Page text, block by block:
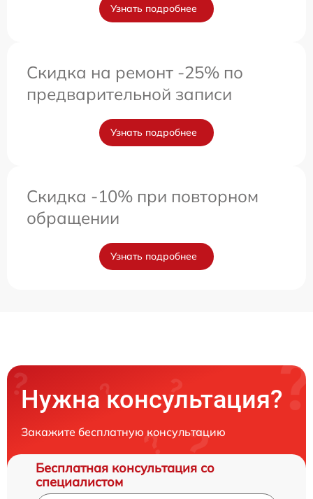
Узнать подробнее
Скидка на ремонт -25% по
предварительной записи
Узнать подробнее
Скидка -10% при повторном
обращении
Узнать подробнее
Нужна консультация?
Закажите бесплатную консультацию
Бесплатная консультация со
специалистом